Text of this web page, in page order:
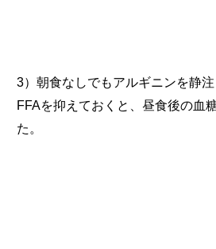
3）朝食なしでもアルギニンを静注
FFAを抑えておくと、昼食後の血
た。